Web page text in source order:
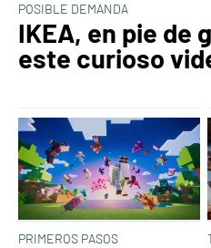
POSIBLE DEMANDA
IKEA, en pie de
este curioso
PRIMEROS PASOS